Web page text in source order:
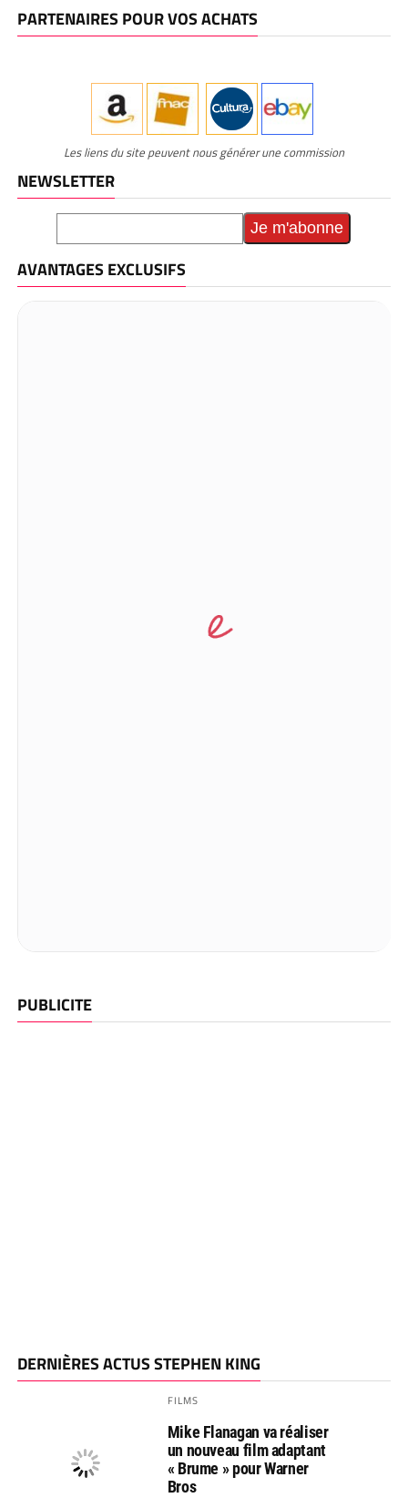
PARTENAIRES POUR VOS ACHATS
Les liens du site peuvent nous générer une commission
NEWSLETTER
AVANTAGES EXCLUSIFS
PUBLICITE
DERNIÈRES ACTUS STEPHEN KING
FILMS
Mike Flanagan va réaliser
un nouveau film adaptant
« Brume » pour Warner
Bros